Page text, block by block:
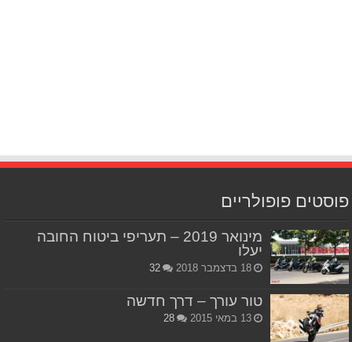
פוסטים פופולריים
מינואר 2019 – תעריפי ביטוח החובה
יעלו
18 בדצמבר 2018 32
טור עורך – דרך חדשה
13 במאי 2015 28